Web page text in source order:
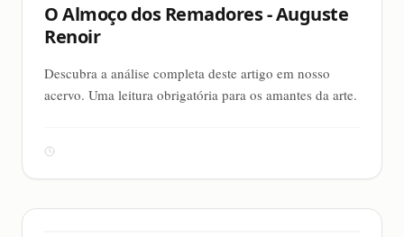
O Almoço dos Remadores - Auguste
Renoir
Descubra a análise completa deste artigo em nosso
acervo. Uma leitura obrigatória para os amantes da arte.